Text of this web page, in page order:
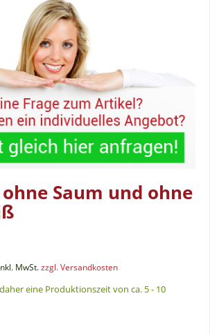
Saum und ohne
MwSt.zzgl. Versandkosten
eine Produktionszeit von ca. 5 - 10